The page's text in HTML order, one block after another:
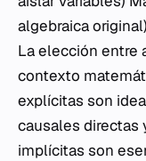
algebraica original)
La elección entre
contexto
explícitas son
causales directas
implícitas son